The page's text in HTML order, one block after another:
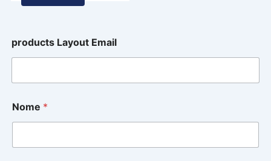
products Layout Email
Nome *